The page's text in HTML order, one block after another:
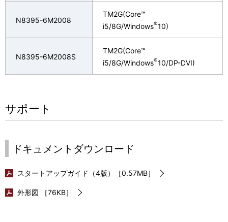
N8395-6M2008
TM2G(Core™
i5/8G/Windows®10)
N8395-6M2008S
TM2G(Core™
i5/8G/Windows®10/DP-DVI)
サポート
ドキュメントダウンロード
スタートアップガイド（4版）［0.57MB］
外形図 ［76KB］